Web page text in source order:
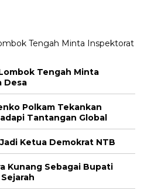
Tengah Minta
Desa
Polkam Tekankan
Tantangan Global
Ketua Demokrat NTB
Kunang Sebagai Bupati